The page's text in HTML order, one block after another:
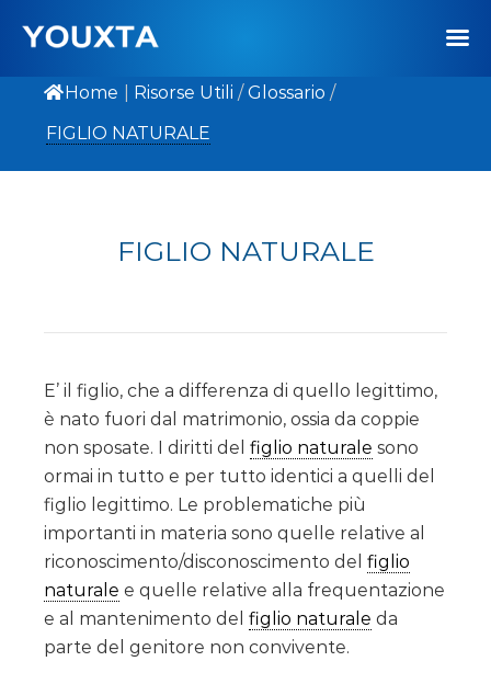
Home Risorse Utili / Glossario /
FIGLIO NATURALE
FIGLIO NATURALE
E’ il figlio, che a differenza di quello legittimo,
è nato fuori dal matrimonio, ossia da coppie
non sposate. I diritti del figlio naturale sono
ormai in tutto e per tutto identici a quelli del
figlio legittimo. Le problematiche più
importanti in materia sono quelle relative al
riconoscimento/disconoscimento del figlio
naturale e quelle relative alla frequentazione
e al mantenimento del figlio naturale da
parte del genitore non convivente.